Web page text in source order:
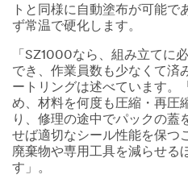
トと同様に自動塗布が可能
ず常温で硬化します。
「SZ1000なら、組み立てに
でき、作業員数も少なくて済
ートリングは述べています。
め、材料を何度も圧縮・再圧
り、修理の途中でパックの蓋
せば適切なシール性能を保つ
廃棄物や専用工具を減らせる
す」。